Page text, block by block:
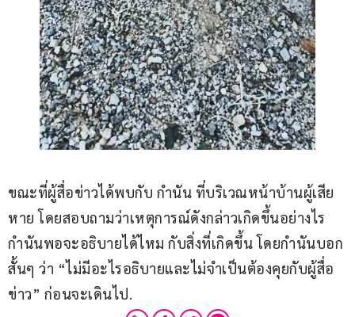
ขณะที่ผู้สื่อข่าวได้พบกับ กำนัน ที่บริเวณหน้าบ้านผู้เสีย
หาย โดยสอบถามว่าเหตุการณ์ดังกล่าวเกิดขึ้นอย่างไร
กำนันพอจะอธิบายได้ไหม กับสิ่งที่เกิดขึ้น โดยกำนันบอก
สั้นๆ ว่า “ไม่มีอะไรอธิบายและไม่จำเป็นต้องคุยกับผู้สื่อ
ข่าว” ก่อนจะเดินไป.